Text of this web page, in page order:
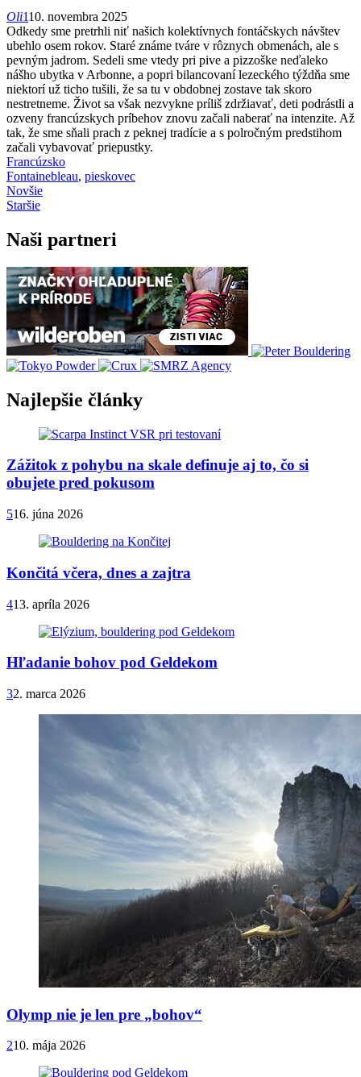
Oli110. novembra 2025
Odkedy sme pretrhli niť našich kolektívnych fontáčskych návštev
ubehlo osem rokov. Staré známe tváre v rôznych obmenách, ale s
pevným jadrom. Sedeli sme vtedy pri pive a pizzoške neďaleko
nášho ubytka v Arbonne, a popri bilancovaní lezeckého týždňa sme
niektorí už ticho tušili, že sa tu v obdobnej zostave tak skoro
nestretneme. Život sa však nezvykne príliš zdržiavať, deti podrástli a
ozveny francúzskych príbehov znovu začali naberať na intenzite. Až
tak, že sme sňali prach z peknej tradície a s polročným predstihom
začali vybavovať priepustky.
Francúzsko
Fontainebleau, pieskovec
Novšie
Staršie
Naši partneri
Najlepšie články
Zážitok z pohybu na skale definuje aj to, čo si
obujete pred pokusom
516. júna 2026
Končitá včera, dnes a zajtra
413. apríla 2026
Hľadanie bohov pod Geldekom
32. marca 2026
Olymp nie je len pre „bohov“
210. mája 2026